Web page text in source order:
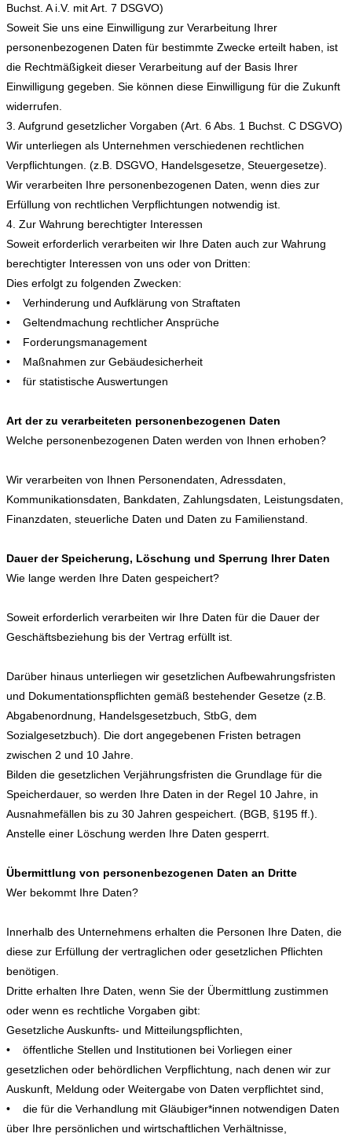
Buchst. A i.V. mit Art. 7 DSGVO)
Soweit Sie uns eine Einwilligung zur Verarbeitung Ihrer
personenbezogenen Daten für bestimmte Zwecke erteilt haben, ist
die Rechtmäßigkeit dieser Verarbeitung auf der Basis Ihrer
Einwilligung gegeben. Sie können diese Einwilligung für die Zukunft
widerrufen.
3. Aufgrund gesetzlicher Vorgaben (Art. 6 Abs. 1 Buchst. C DSGVO)
Wir unterliegen als Unternehmen verschiedenen rechtlichen
Verpflichtungen. (z.B. DSGVO, Handelsgesetze, Steuergesetze).
Wir verarbeiten Ihre personenbezogenen Daten, wenn dies zur
Erfüllung von rechtlichen Verpflichtungen notwendig ist.
4. Zur Wahrung berechtigter Interessen
Soweit erforderlich verarbeiten wir Ihre Daten auch zur Wahrung
berechtigter Interessen von uns oder von Dritten:
Dies erfolgt zu folgenden Zwecken:
• Verhinderung und Aufklärung von Straftaten
• Geltendmachung rechtlicher Ansprüche
• Forderungsmanagement
• Maßnahmen zur Gebäudesicherheit
• für statistische Auswertungen
Art der zu verarbeiteten personenbezogenen Daten
Welche personenbezogenen Daten werden von Ihnen erhoben?
Wir verarbeiten von Ihnen Personendaten, Adressdaten,
Kommunikationsdaten, Bankdaten, Zahlungsdaten, Leistungsdaten,
Finanzdaten, steuerliche Daten und Daten zu Familienstand.
Dauer der Speicherung, Löschung und Sperrung Ihrer Daten
Wie lange werden Ihre Daten gespeichert?
Soweit erforderlich verarbeiten wir Ihre Daten für die Dauer der
Geschäftsbeziehung bis der Vertrag erfüllt ist.
Darüber hinaus unterliegen wir gesetzlichen Aufbewahrungsfristen
und Dokumentationspflichten gemäß bestehender Gesetze (z.B.
Abgabenordnung, Handelsgesetzbuch, StbG, dem
Sozialgesetzbuch). Die dort angegebenen Fristen betragen
zwischen 2 und 10 Jahre.
Bilden die gesetzlichen Verjährungsfristen die Grundlage für die
Speicherdauer, so werden Ihre Daten in der Regel 10 Jahre, in
Ausnahmefällen bis zu 30 Jahren gespeichert. (BGB, §195 ff.).
Anstelle einer Löschung werden Ihre Daten gesperrt.
Übermittlung von personenbezogenen Daten an Dritte
Wer bekommt Ihre Daten?
Innerhalb des Unternehmens erhalten die Personen Ihre Daten, die
diese zur Erfüllung der vertraglichen oder gesetzlichen Pflichten
benötigen.
Dritte erhalten Ihre Daten, wenn Sie der Übermittlung zustimmen
oder wenn es rechtliche Vorgaben gibt:
Gesetzliche Auskunfts- und Mitteilungspflichten,
• öffentliche Stellen und Institutionen bei Vorliegen einer
gesetzlichen oder behördlichen Verpflichtung, nach denen wir zur
Auskunft, Meldung oder Weitergabe von Daten verpflichtet sind,
• die für die Verhandlung mit Gläubiger*innen notwendigen Daten
über Ihre persönlichen und wirtschaftlichen Verhältnisse,